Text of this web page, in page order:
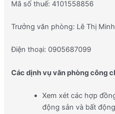
Mã số thuế: 4101558856
Trưởng văn phòng: Lê Thị
Điện thoại: 0905687099
Các dịnh vụ văn phòng công
Xem xét các hợp
động sản và bất